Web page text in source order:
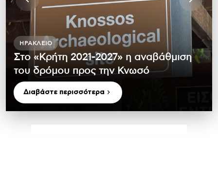
ΗΡΆΚΛΕΙΟ
Στο «Κρήτη 2021-2027» η αναβάθμιση
του δρόμου προς την Κνωσό
Διαβάστε περισσότερα